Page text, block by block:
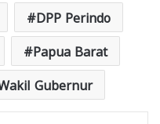
DPP Perindo
Papua Barat
Gubernur